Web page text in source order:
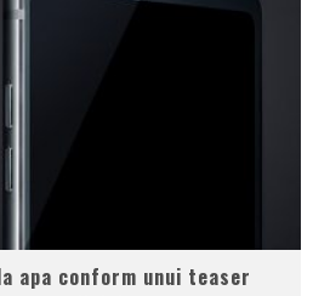
apa conform unui teaser